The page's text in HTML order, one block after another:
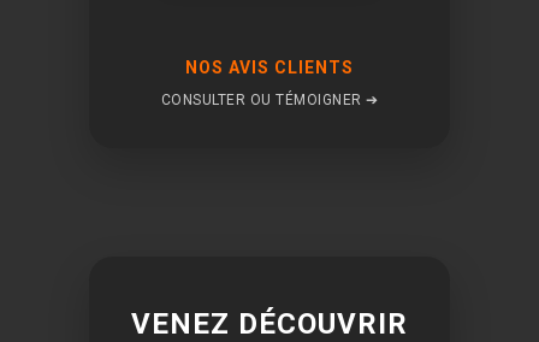
NOS AVIS CLIENTS
CONSULTER OU TÉMOIGNER ➔
VENEZ DÉCOUVRIR